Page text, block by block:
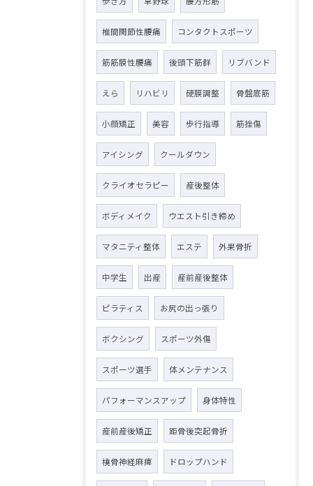
椎間関節性腰痛 コンタクトスポーツ
筋筋膜性腰痛 後頭下筋群 リブバンド
えら リハビリ 硬膜調整 骨盤底筋
小顔矯正 美容 歩行指導 筋挫傷
アイシング クールダウン
クライオセラピー 産後整体
ボディメイク ウエスト引き締め
マタニティ整体 エステ 外果骨折
中学生 出産 産前産後整体
ピラティス お尻の出っ張り
ボクシング スポーツ外傷
スポーツ選手 体メンテナンス
パフォーマンスアップ 身体特性
産前産後矯正 距骨後突起骨折
橈骨神経麻痺 ドロップハンド